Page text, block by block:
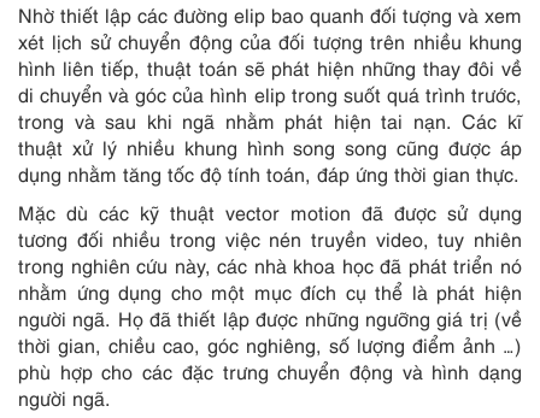
Nhờ thiết lập các đường elip bao quanh đối tượng và xem
xét lịch sử chuyển động của đối tượng trên nhiều khung
hình liên tiếp, thuật toán sẽ phát hiện những thay đôi về
di chuyển và góc của hình elip trong suốt quá trình trước,
trong và sau khi ngã nhằm phát hiện tai nạn. Các kĩ
thuật xử lý nhiều khung hình song song cũng được áp
dụng nhằm tăng tốc độ tính toán, đáp ứng thời gian thực.
Mặc dù các kỹ thuật vector motion đã được sử dụng
tương đối nhiều trong việc nén truyền video, tuy nhiên
trong nghiên cứu này, các nhà khoa học đã phát triển nó
nhằm ứng dụng cho một mục đích cụ thể là phát hiện
người ngã. Họ đã thiết lập được những ngưỡng giá trị (về
thời gian, chiều cao, góc nghiêng, số lượng điểm ảnh …)
phù hợp cho các đặc trưng chuyển động và hình dạng
người ngã.